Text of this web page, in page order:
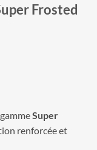
Frosted
Super
renforcée et